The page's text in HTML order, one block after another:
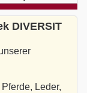
DIVERSIT
Leder,